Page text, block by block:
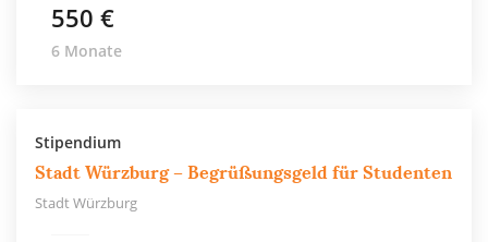
550 €
6 Monate
Stipendium
Stadt Würzburg – Begrüßungsgeld für Studenten
Stadt Würzburg